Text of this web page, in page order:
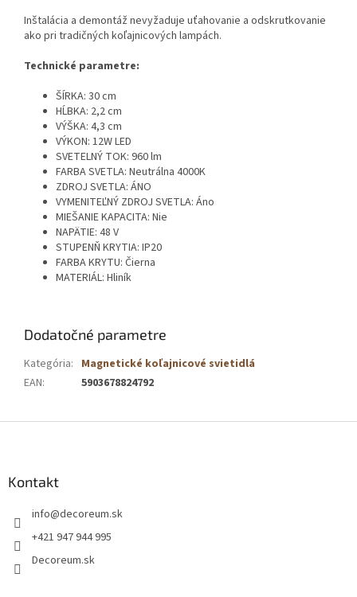
Inštalácia a demontáž nevyžaduje uťahovanie a odskrutkovanie
ako pri tradičných koľajnicových lampách.
Technické parametre:
ŠÍRKA: 30 cm
HĹBKA: 2,2 cm
VÝŠKA: 4,3 cm
VÝKON: 12W LED
SVETELNÝ TOK: 960 lm
FARBA SVETLA: Neutrálna 4000K
ZDROJ SVETLA: ÁNO
VYMENITEĽNÝ ZDROJ SVETLA: Áno
MIEŠANIE KAPACITA: Nie
NAPÄTIE: 48 V
STUPENŇ KRYTIA: IP20
FARBA KRYTU: Čierna
MATERIÁL: Hliník
Dodatočné parametre
Kategória: Magnetické koľajnicové svietidlá
EAN: 5903678824792
Kontakt
info@decoreum.sk
+421 947 944 995
Decoreum.sk